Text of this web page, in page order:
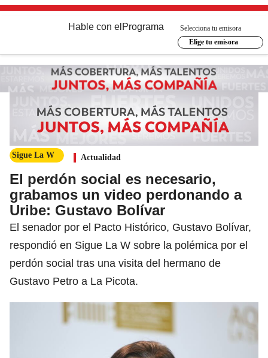
Hable con el Programa
Selecciona tu emisora
Elige tu emisora
Sigue La W Actualidad
El perdón social es necesario,
grabamos un video perdonando a
Uribe: Gustavo Bolívar
El senador por el Pacto Histórico, Gustavo Bolívar,
respondió en Sigue La W sobre la polémica por el
perdón social tras una visita del hermano de
Gustavo Petro a La Picota.